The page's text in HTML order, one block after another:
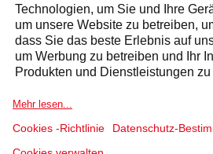
Sektoren